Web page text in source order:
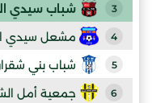
3 شباب سيدي
4 مشعل سيدي
5 شباب بني
6 جمعية أمل